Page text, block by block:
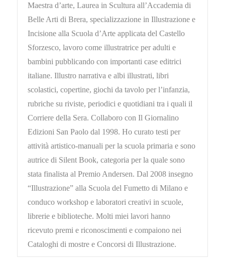
Maestra d’arte, Laurea in Scultura all’Accademia di
Belle Arti di Brera, specializzazione in Illustrazione e
Incisione alla Scuola d’Arte applicata del Castello
Sforzesco, lavoro come illustratrice per adulti e
bambini pubblicando con importanti case editrici
italiane. Illustro narrativa e albi illustrati, libri
scolastici, copertine, giochi da tavolo per l’infanzia,
rubriche su riviste, periodici e quotidiani tra i quali il
Corriere della Sera. Collaboro con Il Giornalino
Edizioni San Paolo dal 1998. Ho curato testi per
attività artistico-manuali per la scuola primaria e sono
autrice di Silent Book, categoria per la quale sono
stata finalista al Premio Andersen. Dal 2008 insegno
“Illustrazione” alla Scuola del Fumetto di Milano e
conduco workshop e laboratori creativi in scuole,
librerie e biblioteche. Molti miei lavori hanno
ricevuto premi e riconoscimenti e compaiono nei
Cataloghi di mostre e Concorsi di Illustrazione.